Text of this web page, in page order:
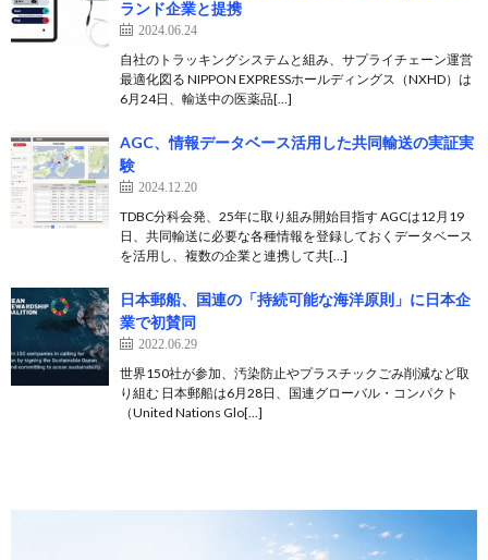
ランド企業と提携
2024.06.24
自社のトラッキングシステムと組み、サプライチェーン運営
最適化図る NIPPON EXPRESSホールディングス（NXHD）は
6月24日、輸送中の医薬品[…]
AGC、情報データベース活用した共同輸送の実証実
験
2024.12.20
TDBC分科会発、25年に取り組み開始目指す AGCは12月19
日、共同輸送に必要な各種情報を登録しておくデータベース
を活用し、複数の企業と連携して共[…]
日本郵船、国連の「持続可能な海洋原則」に日本企
業で初賛同
2022.06.29
世界150社が参加、汚染防止やプラスチックごみ削減など取
り組む 日本郵船は6月28日、国連グローバル・コンパクト
（United Nations Glo[…]